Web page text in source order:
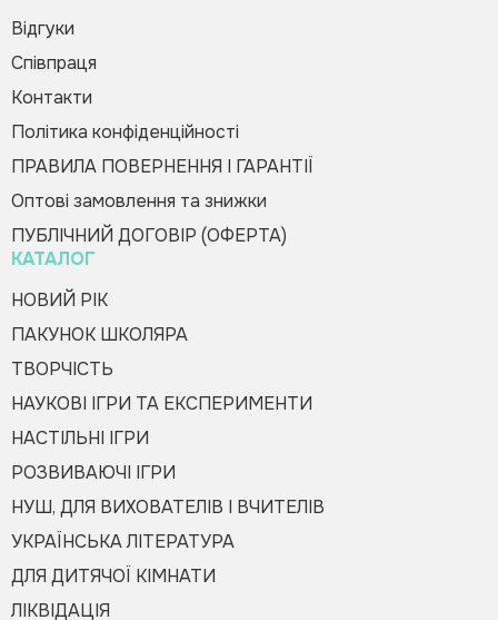
Оформити замовлення
Відгуки
Співпраця
Контакти
Політика конфіденційності
ПРАВИЛА ПОВЕРНЕННЯ І ГАРАНТІЇ
Оптові замовлення та знижки
ПУБЛІЧНИЙ ДОГОВІР (ОФЕРТА)
КАТАЛОГ
НОВИЙ РІК
ПАКУНОК ШКОЛЯРА
ТВОРЧІСТЬ
НАУКОВІ ІГРИ ТА ЕКСПЕРИМЕНТИ
НАСТІЛЬНІ ІГРИ
РОЗВИВАЮЧІ ІГРИ
НУШ, ДЛЯ ВИХОВАТЕЛІВ І ВЧИТЕЛІВ
УКРАЇНСЬКА ЛІТЕРАТУРА
ДЛЯ ДИТЯЧОЇ КІМНАТИ
ЛІКВІДАЦІЯ